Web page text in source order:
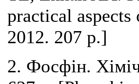
practical
2012. 207 p.]
2. Фосфін.